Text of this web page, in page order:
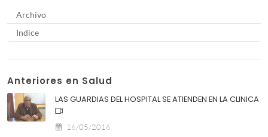
Archivo
Indice
Anteriores en Salud
LAS GUARDIAS DEL HOSPITAL SE ATIENDEN EN LA CLINICA
16/05/2016